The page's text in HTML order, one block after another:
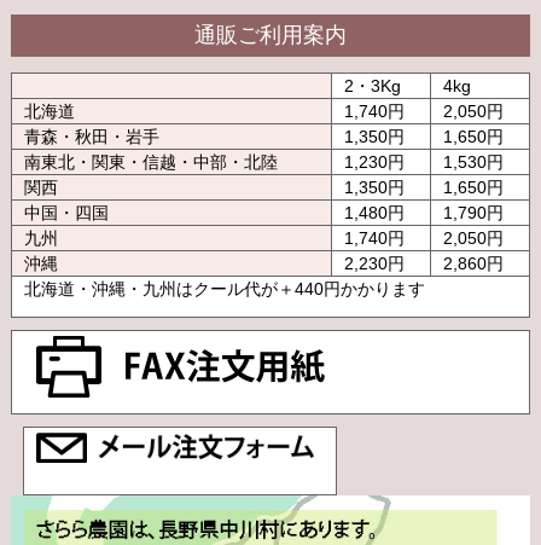
通販ご利用案内
2・3Kg
4kg
北海道
1,740円
2,050円
青森・秋田・岩手
1,350円
1,650円
南東北・関東・信越・中部・北陸
1,230円
1,530円
関西
1,350円
1,650円
中国・四国
1,480円
1,790円
九州
1,740円
2,050円
沖縄
2,230円
2,860円
北海道・沖縄・九州はクール代が＋440円かかります